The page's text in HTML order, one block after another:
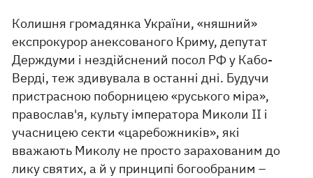
Колишня громадянка України, «няшний»
експрокурор анексованого Криму, депутат
Держдуми і нездійснений посол РФ у Кабо-
Верді, теж здивувала в останні дні. Будучи
пристрасною поборницею «руського міра»,
православ'я, культу імператора Миколи II і
учасницею секти «царебожників», які
вважають Миколу не просто зарахованим до
лику святих, а й у принципі богообраним –